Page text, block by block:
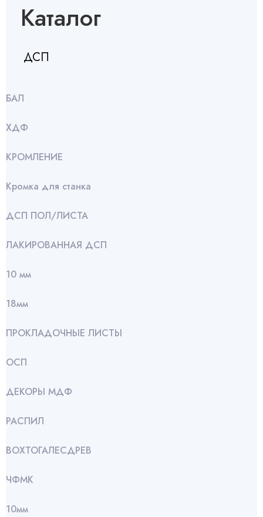
Каталог
ДСП
БАЛ
ХДФ
КРОМЛЕНИЕ
Кромка для станка
ДСП ПОЛ/ЛИСТА
ЛАКИРОВАННАЯ ДСП
10 мм
18мм
ПРОКЛАДОЧНЫЕ ЛИСТЫ
ОСП
ДЕКОРЫ МДФ
РАСПИЛ
ВОХТОГАЛЕСДРЕВ
ЧФМК
10мм